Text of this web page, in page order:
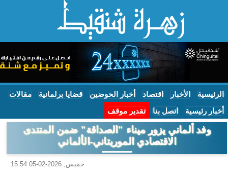
الرئيسية الأخبار اقتصاد أخبار الحوضين قضايا برلمانية مقالات
أخبار رئيسية اتصل بنا تقدير موقف
وفد ألماني يزور ميناء "الصداقة" ضمن المنتدى
الاقتصادي الموريتاني-الألماني
خميس, 2026-02-05 15:54